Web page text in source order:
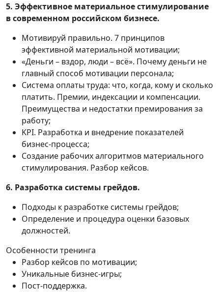
5. Эффективное материальное стимулирование
в современном российском бизнесе.
Мотивируй правильно. 7 принципов
эффективной материальной мотивации;
«Деньги – вздор, люди – всё». Почему деньги не
главный способ мотивации персонала;
Система оплаты труда: что, когда, кому и сколько
платить. Премии, индексации и компенсации.
Преимущества и недостатки премирования за
работу;
KPI. Разработка и внедрение показателей
бизнес-процесса;
Создание рабочих алгоритмов материального
стимулирования. Разбор кейсов.
6. Разработка системы грейдов.
Подходы к разработке системы грейдов;
Определение и процедура оценки базовых
должностей.
Особенности тренинга
Разбор кейсов по мотивации;
Уникальные бизнес-игры;
Пост-поддержка.